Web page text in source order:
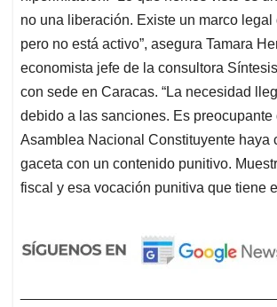
no una liberación. Existe un marco legal
pero no está activo”, asegura Tamara
economista jefe de la consultora
con sede en Caracas. “La necesidad
debido a las sanciones. Es preocupante
Asamblea Nacional Constituyente haya
gaceta con un contenido punitivo.
fiscal y esa vocación punitiva que tiene